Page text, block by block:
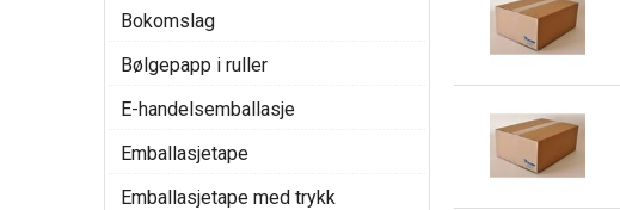
Bokomslag
Bølgepapp i ruller
E-handelsemballasje
Emballasjetape
Emballasjetape med trykk